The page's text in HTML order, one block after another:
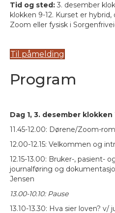
Tid og sted: 3. desember
klokken 9-12. Kurset er
Zoom eller fysisk i
Til påmelding
Program
Dag 1, 3. desember klokken
11.45-12.00: Dørene/Zoom-
12.00-12.15: Velkommen og
12.15-13.00: Bruker-, pasient-
journalføring og
Jensen
13.00-10.10: Pause
13.10-13.30: Hva sier loven? v/